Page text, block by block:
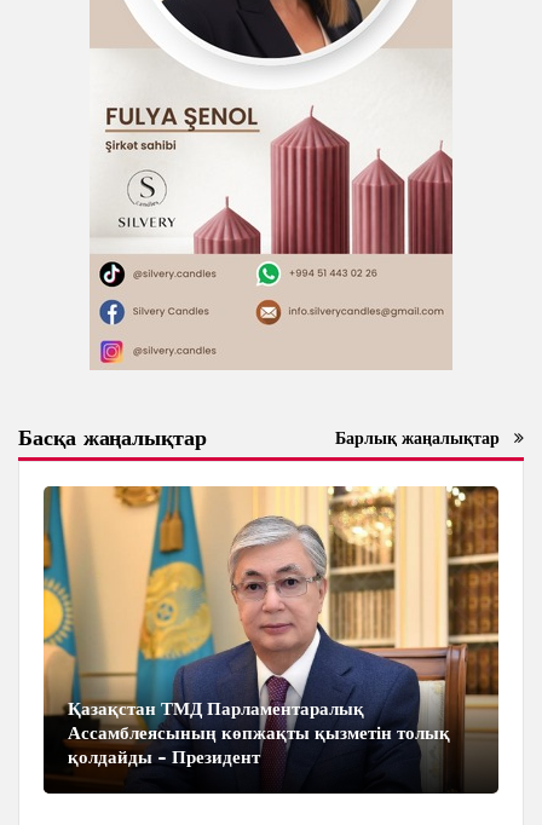
Басқа жаңалықтар Барлық жаңалықтар
Қазақстан ТМД Парламентаралық
Ассамблеясының көпжақты қызметін толық
қолдайды - Президент